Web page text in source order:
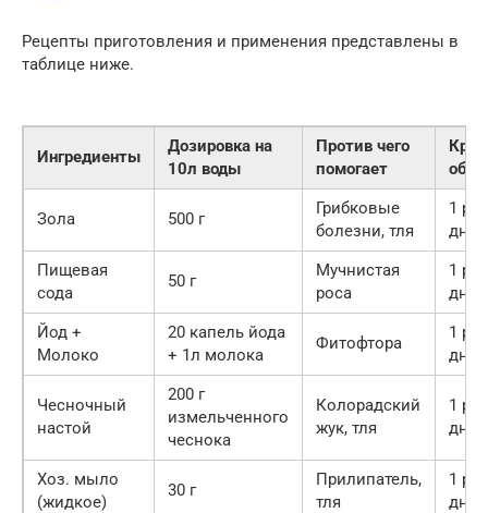
Рецепты приготовления и применения представлены в
таблице ниже.
Ингредиенты
Дозировка на
10л воды
Против чего
помогает
Зола 500 г
Грибковые
болезни, тля
1
дней
Пищевая
сода
50 г
Мучнистая
роса
1
дней
Йод +
Молоко
20 капель йода
+ 1л молока
Фитофтора
1
дней
Чесночный
настой
200 г
измельченного
чеснока
Колорадский
жук, тля
1
дней
Хоз. мыло
(жидкое)
30 г
Прилипатель,
тля
1
дней